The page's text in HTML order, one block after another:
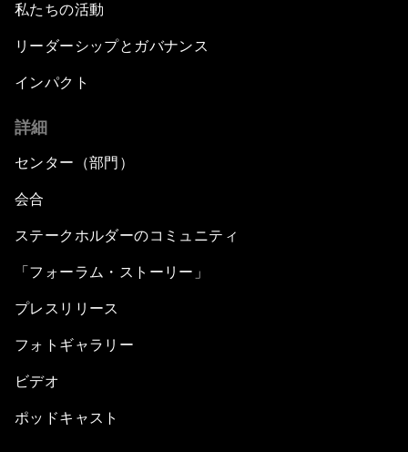
私たちの活動
リーダーシップとガバナンス
インパクト
詳細
センター（部門）
会合
ステークホルダーのコミュニティ
「フォーラム・ストーリー」
プレスリリース
フォトギャラリー
ビデオ
ポッドキャスト